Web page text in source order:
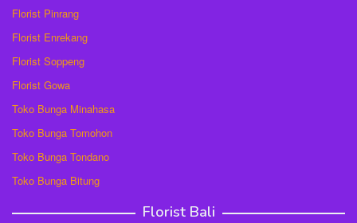
Florist Pinrang
Florist Enrekang
Florist Soppeng
Florist Gowa
Toko Bunga Minahasa
Toko Bunga Tomohon
Toko Bunga Tondano
Toko Bunga Bitung
Florist Bali